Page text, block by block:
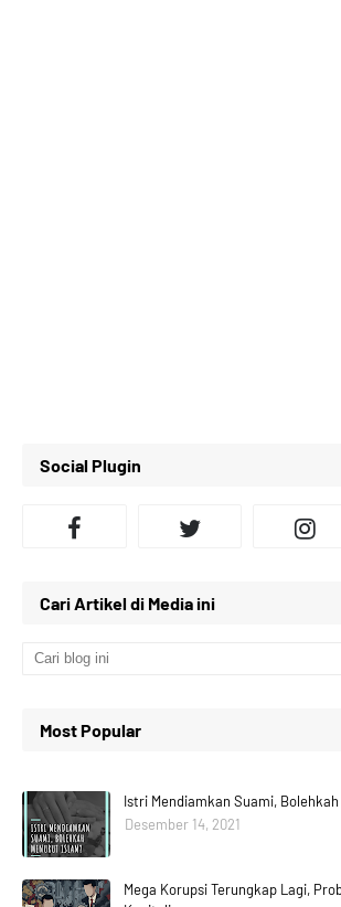
Social Plugin
Cari Artikel di Media ini
Most Popular
Istri Mendiamkan Suami,
Desember 14, 2021
Mega Korupsi Terungkap Lagi,